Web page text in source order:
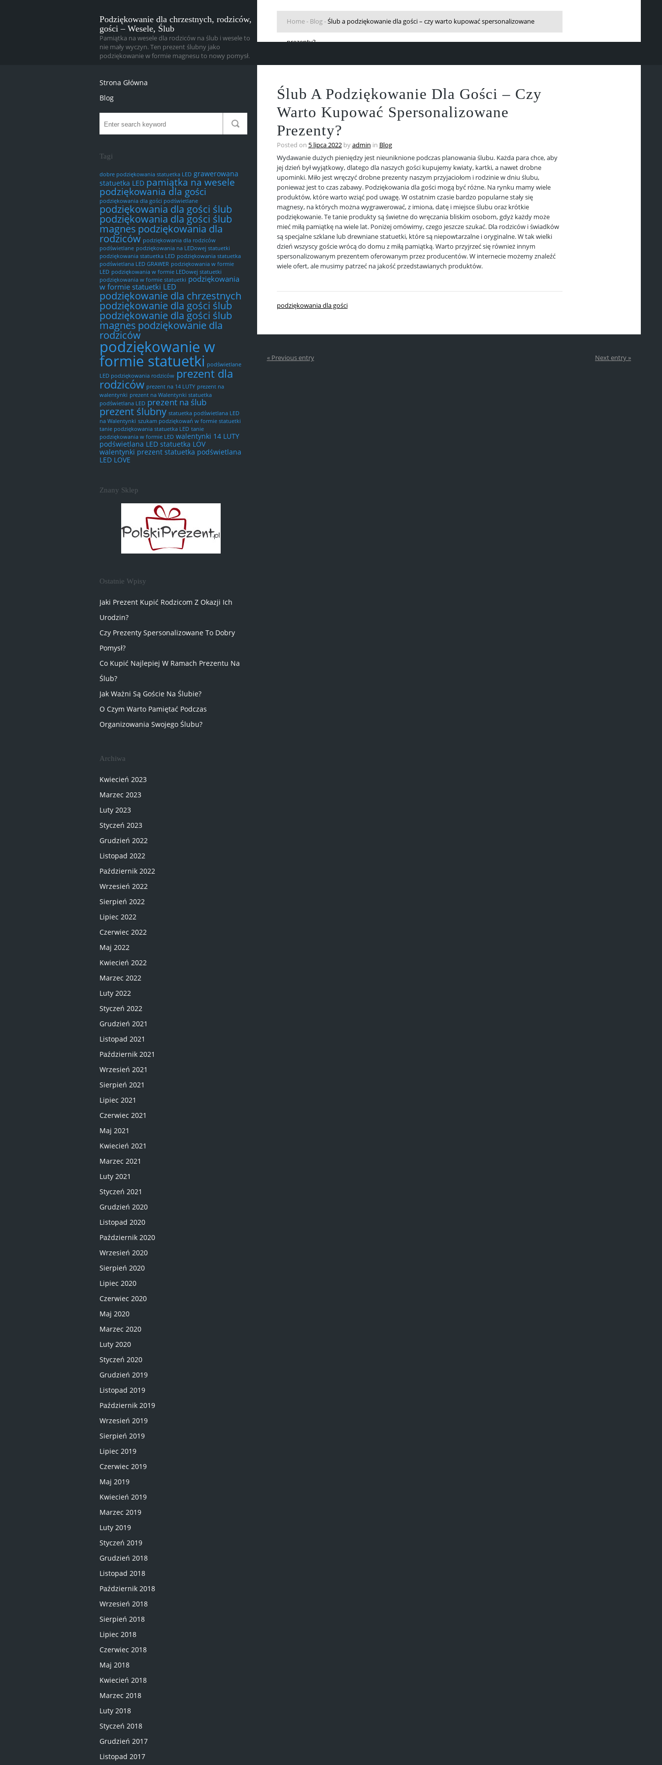
Podziękowanie dla chrzestnych, rodziców,
gości – Wesele, Ślub
Pamiątka na wesele dla rodziców na ślub i wesele to
nie mały wyczyn. Ten prezent ślubny jako
podziękowanie w formie magnesu to nowy pomysł.
Home- Blog-Ślub a podziękowanie dla gości – czy warto kupować spersonalizowane
prezenty?
Strona Główna
Blog
Tagi
dobre podziękowania statuetka LED grawerowana
statuetka LED pamiątka na wesele
podziękowania dla gości
podziękowania dla gości podświetlane
podziękowania dla gości ślub
podziękowania dla gości ślub
magnes podziękowania dla
rodziców podziękowania dla rodziców
podświetlane podziękowania na LEDowej statuetki
podziękowania statuetka LED podziękowania statuetka
podświetlana LED GRAWER podziękowania w formie
LED podziękowania w formie LEDowej statuetki
podziękowania w formie statuetki podziękowania
w formie statuetki LED
podziękowanie dla chrzestnych
podziękowanie dla gości ślub
podziękowanie dla gości ślub
magnes podziękowanie dla
rodziców
podziękowanie w
formie statuetki podświetlane
LED podziękowania rodziców prezent dla
rodziców prezent na 14 LUTY prezent na
walentynki prezent na Walentynki statuetka
podświetlana LED prezent na ślub
prezent ślubny statuetka podświetlana LED
na Walentynki szukam podziękowań w formie statuetki
tanie podziękowania statuetka LED tanie
podziękowania w formie LED walentynki 14 LUTY
podświetlana LED statuetka LOV
walentynki prezent statuetka podświetlana
LED LOVE
Znany Sklep
Ostatnie Wpisy
Jaki Prezent Kupić Rodzicom Z Okazji Ich
Urodzin?
Czy Prezenty Spersonalizowane To Dobry
Pomysł?
Co Kupić Najlepiej W Ramach Prezentu Na
Ślub?
Jak Ważni Są Goście Na Ślubie?
O Czym Warto Pamiętać Podczas
Organizowania Swojego Ślubu?
Archiwa
Kwiecień 2023
Marzec 2023
Luty 2023
Styczeń 2023
Grudzień 2022
Listopad 2022
Październik 2022
Wrzesień 2022
Sierpień 2022
Lipiec 2022
Czerwiec 2022
Maj 2022
Kwiecień 2022
Marzec 2022
Luty 2022
Styczeń 2022
Grudzień 2021
Listopad 2021
Październik 2021
Wrzesień 2021
Sierpień 2021
Lipiec 2021
Czerwiec 2021
Maj 2021
Kwiecień 2021
Marzec 2021
Luty 2021
Styczeń 2021
Grudzień 2020
Listopad 2020
Październik 2020
Wrzesień 2020
Sierpień 2020
Lipiec 2020
Czerwiec 2020
Maj 2020
Marzec 2020
Luty 2020
Styczeń 2020
Grudzień 2019
Listopad 2019
Październik 2019
Wrzesień 2019
Sierpień 2019
Lipiec 2019
Czerwiec 2019
Maj 2019
Kwiecień 2019
Marzec 2019
Luty 2019
Styczeń 2019
Grudzień 2018
Listopad 2018
Październik 2018
Wrzesień 2018
Sierpień 2018
Lipiec 2018
Czerwiec 2018
Maj 2018
Kwiecień 2018
Marzec 2018
Luty 2018
Styczeń 2018
Grudzień 2017
Listopad 2017
Ślub A Podziękowanie Dla Gości – Czy
Warto Kupować Spersonalizowane
Prezenty?
Posted on 5 lipca 2022byadmin in Blog
Wydawanie dużych pieniędzy jest nieuniknione podczas planowania ślubu. Każda para chce, aby
jej dzień był wyjątkowy, dlatego dla naszych gości kupujemy kwiaty, kartki, a nawet drobne
upominki. Miło jest wręczyć drobne prezenty naszym przyjaciołom i rodzinie w dniu ślubu,
ponieważ jest to czas zabawy. Podziękowania dla gości mogą być różne. Na rynku mamy wiele
produktów, które warto wziąć pod uwagę. W ostatnim czasie bardzo popularne stały się
magnesy, na których można wygrawerować, z imiona, datę i miejsce ślubu oraz krótkie
podziękowanie. Te tanie produkty są świetne do wręczania bliskim osobom, gdyż każdy może
mieć miłą pamiątkę na wiele lat. Poniżej omówimy, czego jeszcze szukać. Dla rodziców i świadków
są specjalne szklane lub drewniane statuetki, które są niepowtarzalne i oryginalne. W tak wielki
dzień wszyscy goście wrócą do domu z miłą pamiątką. Warto przyjrzeć się również innym
spersonalizowanym prezentem oferowanym przez producentów. W internecie możemy znaleźć
wiele ofert, ale musimy patrzeć na jakość przedstawianych produktów.
podziękowania dla gości
« Previous entry Next entry »